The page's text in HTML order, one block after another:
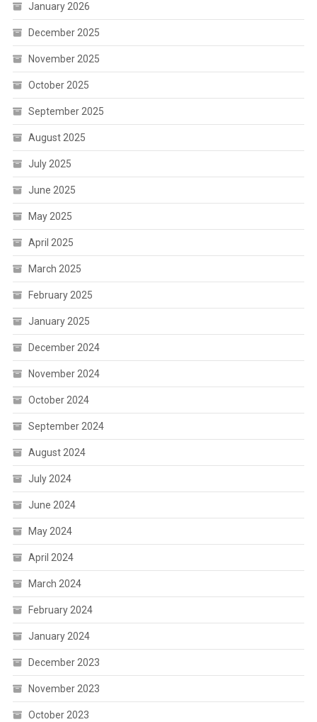
January 2026
December 2025
November 2025
October 2025
September 2025
August 2025
July 2025
June 2025
May 2025
April 2025
March 2025
February 2025
January 2025
December 2024
November 2024
October 2024
September 2024
August 2024
July 2024
June 2024
May 2024
April 2024
March 2024
February 2024
January 2024
December 2023
November 2023
October 2023